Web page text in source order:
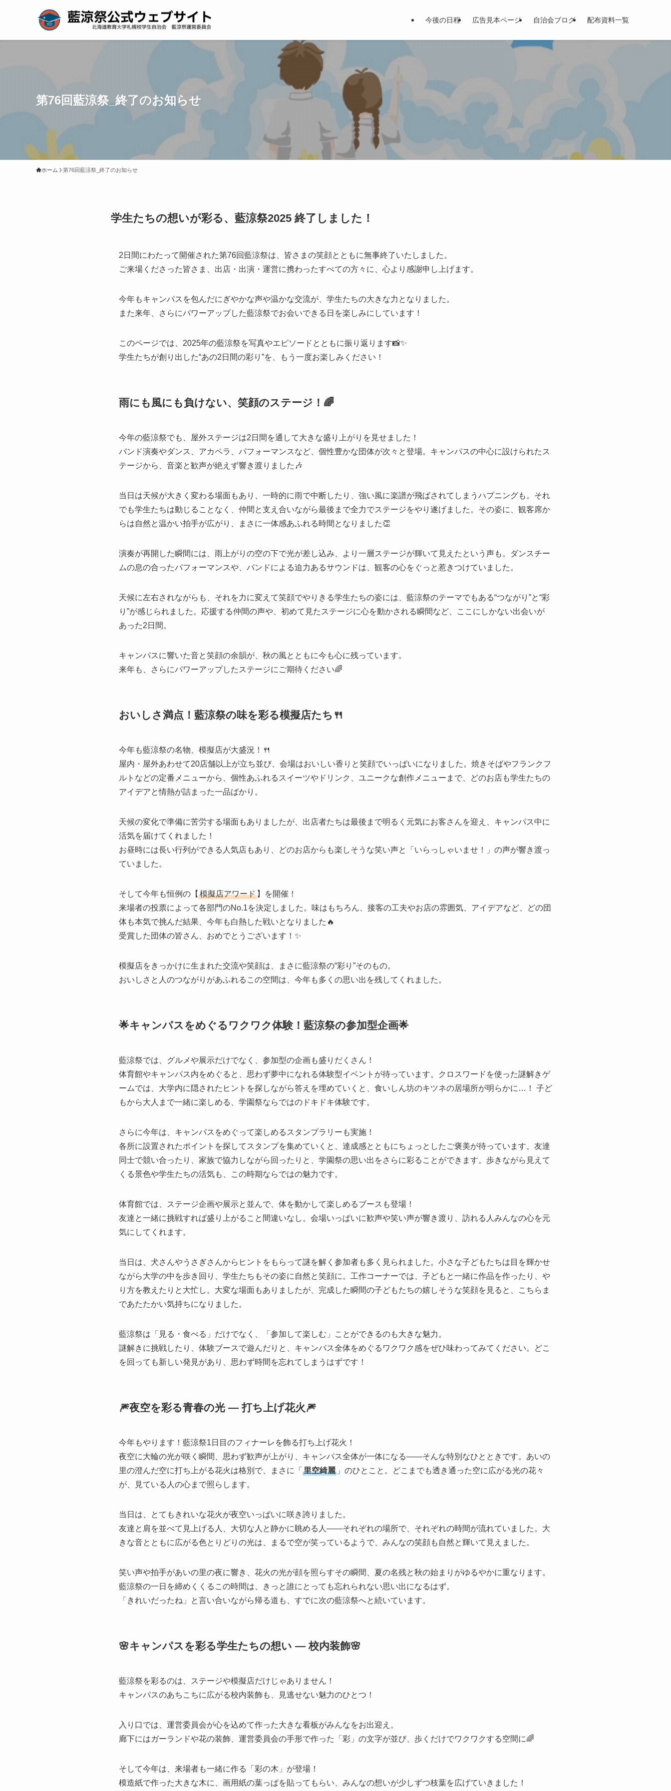
今後の日程 広告見本ページ 自治会ブログ 配布資料一覧
第76回藍涼祭_終了のお知らせ
ホーム 第76回藍涼祭_終了のお知らせ
学生たちの想いが彩る、藍涼祭2025 終了しました！
2日間にわたって開催された第76回藍涼祭は、皆さまの笑顔とともに無事終了いたしました。
ご来場くださった皆さま、出店・出演・運営に携わったすべての方々に、心より感謝申し上げます。
今年もキャンパスを包んだにぎやかな声や温かな交流が、学生たちの大きな力となりました。
また来年、さらにパワーアップした藍涼祭でお会いできる日を楽しみにしています！
このページでは、2025年の藍涼祭を写真やエピソードとともに振り返ります📸✨
学生たちが創り出した“あの2日間の彩り”を、もう一度お楽しみください！
雨にも風にも負けない、笑顔のステージ！🌈
今年の藍涼祭でも、屋外ステージは2日間を通して大きな盛り上がりを見せました！
バンド演奏やダンス、アカペラ、パフォーマンスなど、個性豊かな団体が次々と登場。キャンパスの中心に設けられたス
テージから、音楽と歓声が絶えず響き渡りました🎶
当日は天候が大きく変わる場面もあり、一時的に雨で中断したり、強い風に楽譜が飛ばされてしまうハプニングも。それ
でも学生たちは動じることなく、仲間と支え合いながら最後まで全力でステージをやり遂げました。その姿に、観客席か
らは自然と温かい拍手が広がり、まさに一体感あふれる時間となりました👏
演奏が再開した瞬間には、雨上がりの空の下で光が差し込み、より一層ステージが輝いて見えたという声も。ダンスチー
ムの息の合ったパフォーマンスや、バンドによる迫力あるサウンドは、観客の心をぐっと惹きつけていました。
天候に左右されながらも、それを力に変えて笑顔でやりきる学生たちの姿には、藍涼祭のテーマでもある“つながり”と“彩
り”が感じられました。応援する仲間の声や、初めて見たステージに心を動かされる瞬間など、ここにしかない出会いが
あった2日間。
キャンパスに響いた音と笑顔の余韻が、秋の風とともに今も心に残っています。
来年も、さらにパワーアップしたステージにご期待ください🌈
おいしさ満点！藍涼祭の味を彩る模擬店たち🍴
今年も藍涼祭の名物、模擬店が大盛況！🍴
屋内・屋外あわせて20店舗以上が立ち並び、会場はおいしい香りと笑顔でいっぱいになりました。焼きそばやフランクフ
ルトなどの定番メニューから、個性あふれるスイーツやドリンク、ユニークな創作メニューまで、どのお店も学生たちの
アイデアと情熱が詰まった一品ばかり。
天候の変化で準備に苦労する場面もありましたが、出店者たちは最後まで明るく元気にお客さんを迎え、キャンパス中に
活気を届けてくれました！
お昼時には長い行列ができる人気店もあり、どのお店からも楽しそうな笑い声と「いらっしゃいませ！」の声が響き渡っ
ていました。
そして今年も恒例の【 模擬店アワード 】を開催！
来場者の投票によって各部門のNo.1を決定しました。味はもちろん、接客の工夫やお店の雰囲気、アイデアなど、どの団
体も本気で挑んだ結果、今年も白熱した戦いとなりました🔥
受賞した団体の皆さん、おめでとうございます！✨
模擬店をきっかけに生まれた交流や笑顔は、まさに藍涼祭の“彩り”そのもの。
おいしさと人のつながりがあふれるこの空間は、今年も多くの思い出を残してくれました。
🌟キャンパスをめぐるワクワク体験！藍涼祭の参加型企画🌟
藍涼祭では、グルメや展示だけでなく、参加型の企画も盛りだくさん！
体育館やキャンパス内をめぐると、思わず夢中になれる体験型イベントが待っています。クロスワードを使った謎解きゲ
ームでは、大学内に隠されたヒントを探しながら答えを埋めていくと、食いしん坊のキツネの居場所が明らかに…！ 子ど
もから大人まで一緒に楽しめる、学園祭ならではのドキドキ体験です。
さらに今年は、キャンパスをめぐって楽しめるスタンプラリーも実施！
各所に設置されたポイントを探してスタンプを集めていくと、達成感とともにちょっとしたご褒美が待っています。友達
同士で競い合ったり、家族で協力しながら回ったりと、学園祭の思い出をさらに彩ることができます。歩きながら見えて
くる景色や学生たちの活気も、この時期ならではの魅力です。
体育館では、ステージ企画や展示と並んで、体を動かして楽しめるブースも登場！
友達と一緒に挑戦すれば盛り上がること間違いなし。会場いっぱいに歓声や笑い声が響き渡り、訪れる人みんなの心を元
気にしてくれます。
当日は、犬さんやうさぎさんからヒントをもらって謎を解く参加者も多く見られました。小さな子どもたちは目を輝かせ
ながら大学の中を歩き回り、学生たちもその姿に自然と笑顔に。工作コーナーでは、子どもと一緒に作品を作ったり、や
り方を教えたりと大忙し。大変な場面もありましたが、完成した瞬間の子どもたちの嬉しそうな笑顔を見ると、こちらま
であたたかい気持ちになりました。
藍涼祭は「見る・食べる」だけでなく、「参加して楽しむ」ことができるのも大きな魅力。
謎解きに挑戦したり、体験ブースで遊んだりと、キャンパス全体をめぐるワクワク感をぜひ味わってみてください。どこ
を回っても新しい発見があり、思わず時間を忘れてしまうはずです！
🎆夜空を彩る青春の光 — 打ち上げ花火🎆
今年もやります！藍涼祭1日目のフィナーレを飾る打ち上げ花火！
夜空に大輪の光が咲く瞬間、思わず歓声が上がり、キャンパス全体が一体になる――そんな特別なひとときです。あいの
里の澄んだ空に打ち上がる花火は格別で、まさに「 里空綺麗 」のひとこと。どこまでも透き通った空に広がる光の花々
が、見ている人の心まで照らします。
当日は、とてもきれいな花火が夜空いっぱいに咲き誇りました。
友達と肩を並べて見上げる人、大切な人と静かに眺める人――それぞれの場所で、それぞれの時間が流れていました。大
きな音とともに広がる色とりどりの光は、まるで空が笑っているようで、みんなの笑顔も自然と輝いて見えました。
笑い声や拍手があいの里の夜に響き、花火の光が顔を照らすその瞬間、夏の名残と秋の始まりがゆるやかに重なります。
藍涼祭の一日を締めくくるこの時間は、きっと誰にとっても忘れられない思い出になるはず。
「きれいだったね」と言い合いながら帰る道も、すでに次の藍涼祭へと続いています。
🌸キャンパスを彩る学生たちの想い — 校内装飾🌸
藍涼祭を彩るのは、ステージや模擬店だけじゃありません！
キャンパスのあちこちに広がる校内装飾も、見逃せない魅力のひとつ！
入り口では、運営委員会が心を込めて作った大きな看板がみんなをお出迎え。
廊下にはガーランドや花の装飾、運営委員会の手形で作った「彩」の文字が並び、歩くだけでワクワクする空間に🌈
そして今年は、来場者も一緒に作る「彩の木」が登場！
模造紙で作った大きな木に、画用紙の葉っぱを貼ってもらい、みんなの想いが少しずつ枝葉を広げていきました！